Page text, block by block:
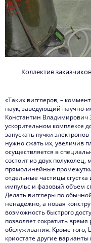
Коллектив
«Таких вигглеров, –
наук, заведующий научно-
Константин Владимирович
ускорительном комплексе
запускать пучки
нужно сжать их, увеличив
осуществляется в
состоит из двух
прямолинейные
отдельные частицы
импульс и фазовый объем
Делать вигглеры по
ненадежно, а новая
возможность быстрого
позволяет сократить
обслуживания. Кроме
криостате другие